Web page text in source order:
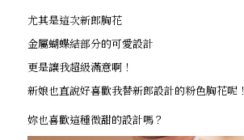
尤其是這次新郎胸花
金屬蝴蝶結部分的可愛設計
更是讓我超級滿意啊！
新娘也直說好喜歡我替新郎設計的粉色胸花呢！
妳也喜歡這種微甜的設計嗎？